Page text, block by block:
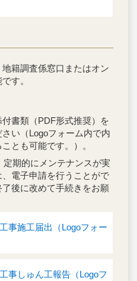
籍調査係窓口またはオン
す。
付書類（PDF形式推奨）を
い（Logoフォーム内で内
とも可能です。）。
定期的にメンテナンスが実
電子申請を行うことがで
後に改めて手続きをお願
事施工届出（Logoフォー
事しゅん工報告（Logoフ